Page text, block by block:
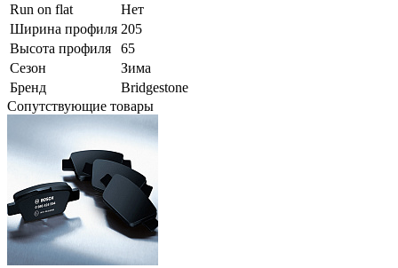
Run on flat
Нет
Ширина профиля 205
Высота профиля
65
Сезон
Зима
Бренд
Bridgestone
Сопутствующие товары